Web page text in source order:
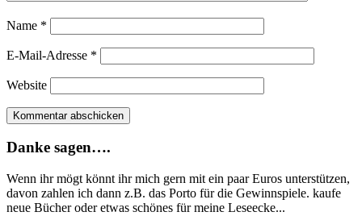
Name *
E-Mail-Adresse *
Website
Danke sagen….
Wenn ihr mögt könnt ihr mich gern mit ein paar Euros unterstützen,
davon zahlen ich dann z.B. das Porto für die Gewinnspiele. kaufe
neue Bücher oder etwas schönes für meine Leseecke...